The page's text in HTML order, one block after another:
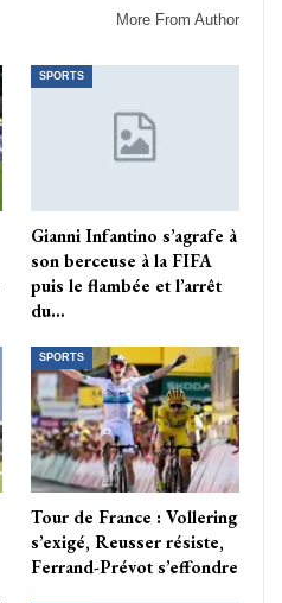
More From Author
SPORTS
Gianni Infantino s’agrafe à
son berceuse à la FIFA
puis le flambée et l’arrêt
du…
SPORTS
Tour de France : Vollering
s’exigé, Reusser résiste,
Ferrand-Prévot s’effondre